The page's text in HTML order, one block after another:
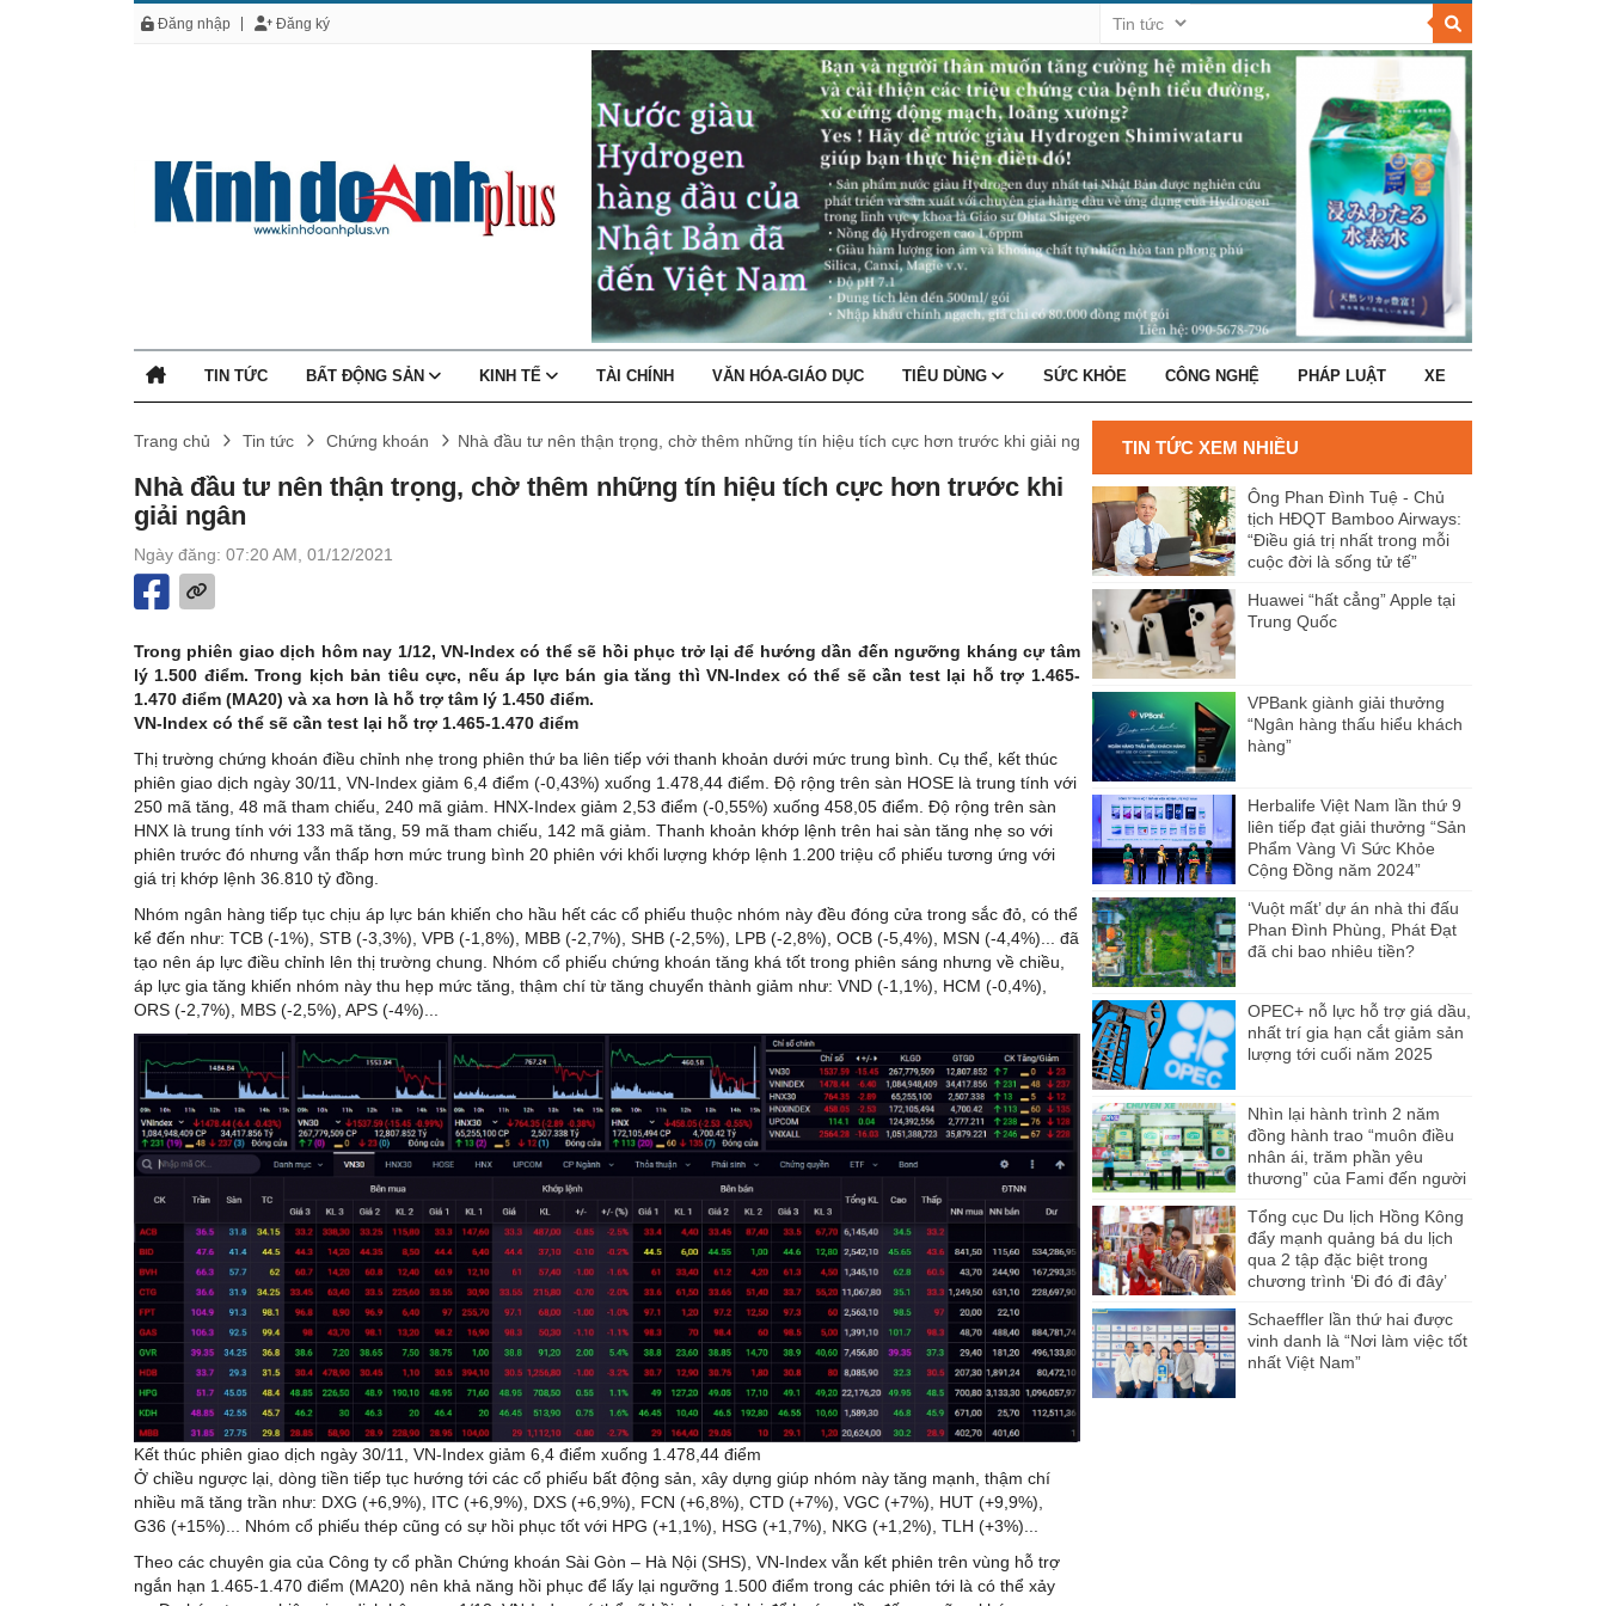
Đăng nhập Đăng ký
TIN TỨC BẤT ĐỘNG SẢN KINH TẾ TÀI CHÍNH VĂN HÓA-GIÁO DỤC TIÊU DÙNG SỨC KHỎE CÔNG NGHỆ PHÁP LUẬT XE
Trang chủ Tin tức Chứng khoán Nhà đầu tư nên thận trọng, chờ thêm những tín hiệu tích cực hơn trước khi giải ngân
Nhà đầu tư nên thận trọng, chờ thêm những tín hiệu tích cực hơn trước khi
giải ngân
Ngày đăng: 07:20 AM, 01/12/2021
Trong phiên giao dịch hôm nay 1/12, VN-Index có thể sẽ hồi phục trở lại để hướng dần đến ngưỡng kháng cự tâm
lý 1.500 điểm. Trong kịch bản tiêu cực, nếu áp lực bán gia tăng thì VN-Index có thể sẽ cần test lại hỗ trợ 1.465-
1.470 điểm (MA20) và xa hơn là hỗ trợ tâm lý 1.450 điểm.
VN-Index có thể sẽ cần test lại hỗ trợ 1.465-1.470 điểm
Thị trường chứng khoán điều chỉnh nhẹ trong phiên thứ ba liên tiếp với thanh khoản dưới mức trung bình. Cụ thể, kết thúc
phiên giao dịch ngày 30/11, VN-Index giảm 6,4 điểm (-0,43%) xuống 1.478,44 điểm. Độ rộng trên sàn HOSE là trung tính với
250 mã tăng, 48 mã tham chiếu, 240 mã giảm. HNX-Index giảm 2,53 điểm (-0,55%) xuống 458,05 điểm. Độ rộng trên sàn
HNX là trung tính với 133 mã tăng, 59 mã tham chiếu, 142 mã giảm. Thanh khoản khớp lệnh trên hai sàn tăng nhẹ so với
phiên trước đó nhưng vẫn thấp hơn mức trung bình 20 phiên với khối lượng khớp lệnh 1.200 triệu cổ phiếu tương ứng với
giá trị khớp lệnh 36.810 tỷ đồng.
Nhóm ngân hàng tiếp tục chịu áp lực bán khiến cho hầu hết các cổ phiếu thuộc nhóm này đều đóng cửa trong sắc đỏ, có thể
kể đến như: TCB (-1%), STB (-3,3%), VPB (-1,8%), MBB (-2,7%), SHB (-2,5%), LPB (-2,8%), OCB (-5,4%), MSN (-4,4%)... đã
tạo nên áp lực điều chỉnh lên thị trường chung. Nhóm cổ phiếu chứng khoán tăng khá tốt trong phiên sáng nhưng về chiều,
áp lực gia tăng khiến nhóm này thu hẹp mức tăng, thậm chí từ tăng chuyển thành giảm như: VND (-1,1%), HCM (-0,4%),
ORS (-2,7%), MBS (-2,5%), APS (-4%)...
Kết thúc phiên giao dịch ngày 30/11, VN-Index giảm 6,4 điểm xuống 1.478,44 điểm
Ở chiều ngược lại, dòng tiền tiếp tục hướng tới các cổ phiếu bất động sản, xây dựng giúp nhóm này tăng mạnh, thậm chí
nhiều mã tăng trần như: DXG (+6,9%), ITC (+6,9%), DXS (+6,9%), FCN (+6,8%), CTD (+7%), VGC (+7%), HUT (+9,9%),
G36 (+15%)... Nhóm cổ phiếu thép cũng có sự hồi phục tốt với HPG (+1,1%), HSG (+1,7%), NKG (+1,2%), TLH (+3%)...
Theo các chuyên gia của Công ty cổ phần Chứng khoán Sài Gòn – Hà Nội (SHS), VN-Index vẫn kết phiên trên vùng hỗ trợ
ngắn hạn 1.465-1.470 điểm (MA20) nên khả năng hồi phục để lấy lại ngưỡng 1.500 điểm trong các phiên tới là có thể xảy
TIN TỨC XEM NHIỀU
Ông Phan Đình Tuệ - Chủ
tịch HĐQT Bamboo Airways:
“Điều giá trị nhất trong mỗi
cuộc đời là sống tử tế”
Huawei “hất cẳng” Apple tại
Trung Quốc
VPBank giành giải thưởng
“Ngân hàng thấu hiểu khách
hàng”
Herbalife Việt Nam lần thứ 9
liên tiếp đạt giải thưởng “Sản
Phẩm Vàng Vì Sức Khỏe
Cộng Đồng năm 2024”
‘Vuột mất’ dự án nhà thi đấu
Phan Đình Phùng, Phát Đạt
đã chi bao nhiêu tiền?
OPEC+ nỗ lực hỗ trợ giá dầu,
nhất trí gia hạn cắt giảm sản
lượng tới cuối năm 2025
Nhìn lại hành trình 2 năm
đồng hành trao “muôn điều
nhân ái, trăm phần yêu
thương” của Fami đến người
Tổng cục Du lịch Hồng Kông
đẩy mạnh quảng bá du lịch
qua 2 tập đặc biệt trong
chương trình ‘Đi đó đi đây’
Schaeffler lần thứ hai được
vinh danh là “Nơi làm việc tốt
nhất Việt Nam”